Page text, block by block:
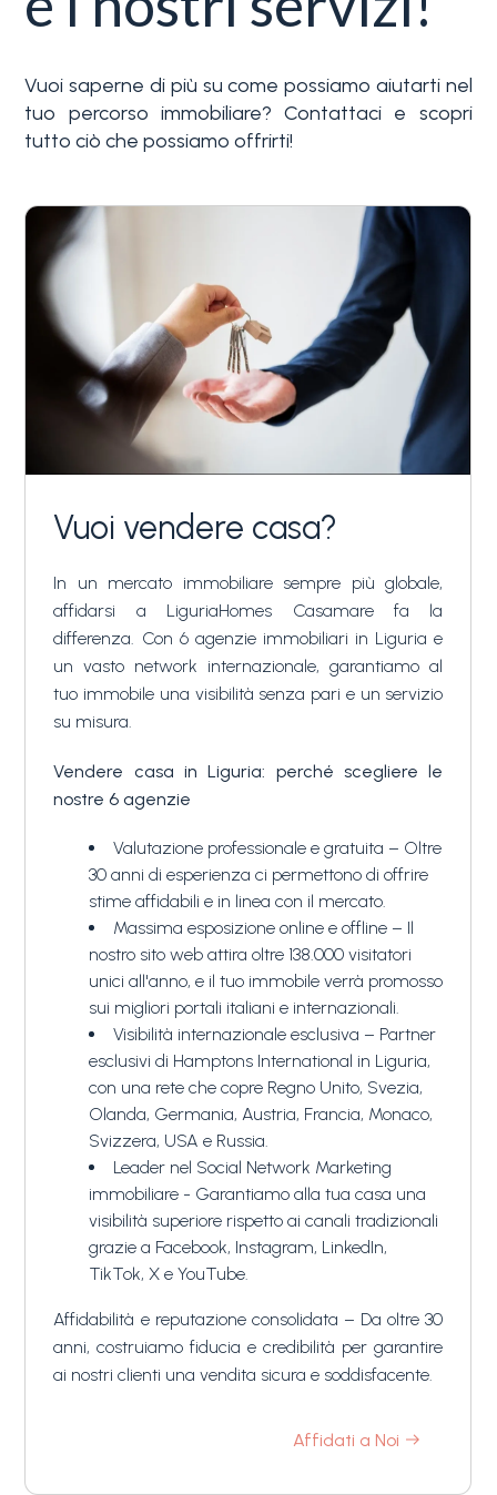
vendita: mare, spiaggia, servizi e negozi sono
dell'ultimo piano in un edificio con facciata e scale
ristrutturate, nel centro di Alassio.
Una scelta che unisce piacere d'uso e ottime
prospettive di rendimento.
Vuoi saperne di più su come possiamo aiutarti nel
tuo percorso immobiliare? Contattaci e scopri
tutto ciò che possiamo offrirti!
Vuoi vendere casa?
In un mercato immobiliare sempre più globale,
affidarsi a LiguriaHomes Casamare fa la
differenza. Con 6 agenzie immobiliari in Liguria e
un vasto network internazionale, garantiamo al
tuo immobile una visibilità senza pari e un servizio
su misura.
Vendere casa in Liguria: perché scegliere le
nostre 6 agenzie
Valutazione professionale e gratuita – Oltre
30 anni di esperienza ci permettono di offrire
stime affidabili e in linea con il mercato.
Massima esposizione online e offline – Il
nostro sito web attira oltre 138.000 visitatori
unici all'anno, e il tuo immobile verrà promosso
sui migliori portali italiani e internazionali.
Visibilità internazionale esclusiva – Partner
esclusivi di Hamptons International in Liguria,
con una rete che copre Regno Unito, Svezia,
Olanda, Germania, Austria, Francia, Monaco,
Svizzera, USA e Russia.
Leader nel Social Network Marketing
immobiliare - Garantiamo alla tua casa una
visibilità superiore rispetto ai canali tradizionali
grazie a Facebook, Instagram, LinkedIn,
TikTok, X e YouTube.
Affidabilità e reputazione consolidata – Da oltre 30
anni, costruiamo fiducia e credibilità per garantire
ai nostri clienti una vendita sicura e soddisfacente.
Affidati a Noi